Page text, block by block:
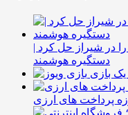
در شیراز حل کرد |
دستگیره هوشمند
یک بازی
پرداخت های ارزی